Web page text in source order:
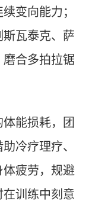
变向能力；
瓦泰克、萨
合多拍拉锯
能损耗，团
冷疗理疗、
疲劳，规避
训练中刻意